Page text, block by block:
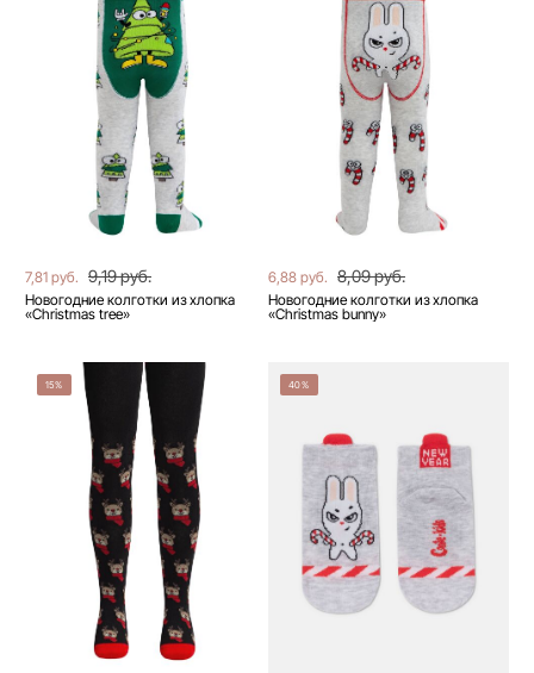
7,81 руб. 9,19 руб.
Новогодние колготки из хлопка
«Christmas tree»
6,88 руб. 8,09 руб.
Новогодние колготки из хлопка
«Сhristmas bunny»
15% 40%